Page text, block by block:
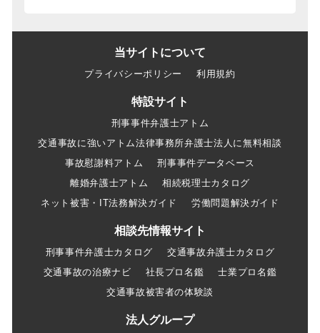
当サイトについて
プライバシーポリシー 利用規約
特設サイト
刑事事件弁護士アトム
交通事故に強いアトム法律事務所弁護士法人に無料相談
事故慰謝料アトム
刑事事件データベース
離婚弁護士アトム
相続税理士カタログ
ネット被害・IT法務解決ガイド
労働問題解決ガイド
相談先情報サイト
刑事事件弁護士カタログ
交通事故弁護士カタログ
交通事故の治療ナビ
社長プロ名鑑
士業プロ名鑑
交通事故被害者の体験談
法人グループ